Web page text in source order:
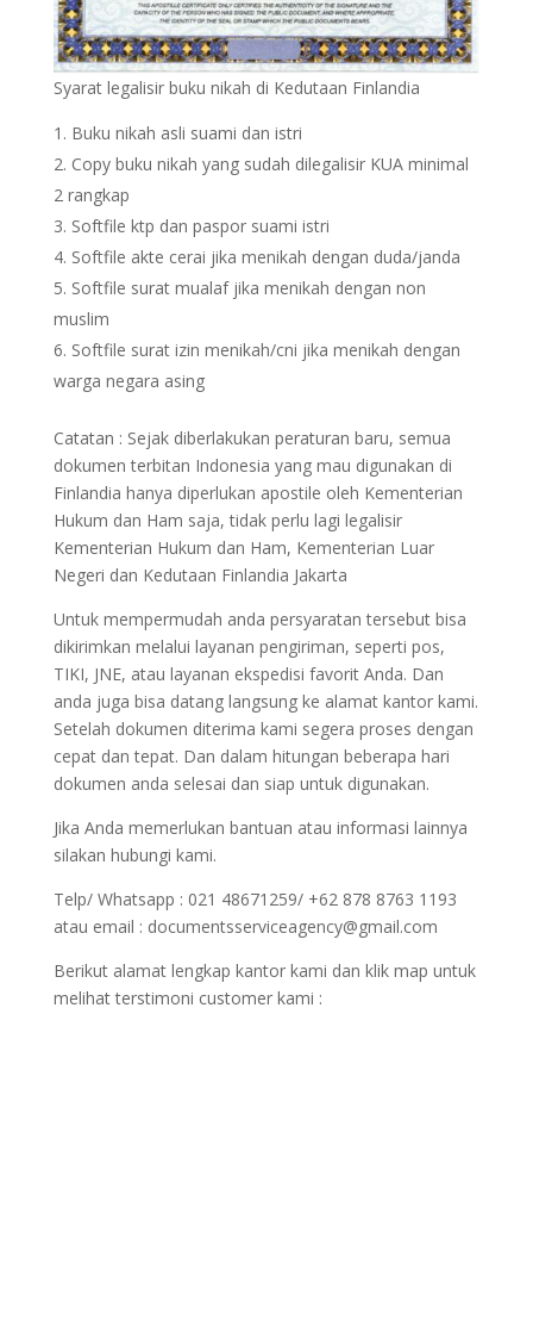
Syarat legalisir buku nikah di Kedutaan Finlandia
Buku nikah asli suami dan istri
Copy buku nikah yang sudah dilegalisir KUA minimal
2 rangkap
Softfile ktp dan paspor suami istri
Softfile akte cerai jika menikah dengan duda/janda
Softfile surat mualaf jika menikah dengan non
muslim
Softfile surat izin menikah/cni jika menikah dengan
warga negara asing
Catatan : Sejak diberlakukan peraturan baru, semua
dokumen terbitan Indonesia yang mau digunakan di
Finlandia hanya diperlukan apostile oleh Kementerian
Hukum dan Ham saja, tidak perlu lagi legalisir
Kementerian Hukum dan Ham, Kementerian Luar
Negeri dan Kedutaan Finlandia Jakarta
Untuk mempermudah anda persyaratan tersebut bisa
dikirimkan melalui layanan pengiriman, seperti pos,
TIKI, JNE, atau layanan ekspedisi favorit Anda. Dan
anda juga bisa datang langsung ke alamat kantor kami.
Setelah dokumen diterima kami segera proses dengan
cepat dan tepat. Dan dalam hitungan beberapa hari
dokumen anda selesai dan siap untuk digunakan.
Jika Anda memerlukan bantuan atau informasi lainnya
silakan hubungi kami.
Telp/ Whatsapp : 021 48671259/ +62 878 8763 1193
atau email : documentsserviceagency@gmail.com
Berikut alamat lengkap kantor kami dan klik map untuk
melihat terstimoni customer kami :